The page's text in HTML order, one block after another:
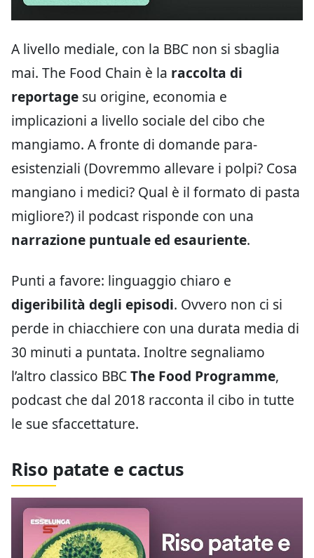
A livello mediale, con la BBC non si sbaglia
mai. The Food Chain è la raccolta di
reportage su origine, economia e
implicazioni a livello sociale del cibo che
mangiamo. A fronte di domande para-
esistenziali (Dovremmo allevare i polpi? Cosa
mangiano i medici? Qual è il formato di pasta
migliore?) il podcast risponde con una
narrazione puntuale ed esauriente.
Punti a favore: linguaggio chiaro e
digeribilità degli episodi. Ovvero non ci si
perde in chiacchiere con una durata media di
30 minuti a puntata. Inoltre segnaliamo
l’altro classico BBCThe Food Programme,
podcast che dal 2018 racconta il cibo in tutte
le sue sfaccettature.
Riso patate e cactus